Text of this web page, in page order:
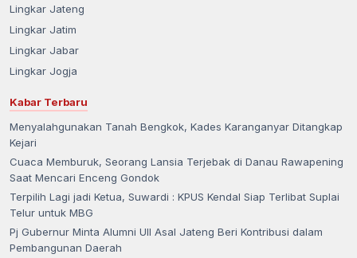
Lingkar Jateng
Lingkar Jatim
Lingkar Jabar
Lingkar Jogja
Kabar Terbaru
Menyalahgunakan Tanah Bengkok, Kades Karanganyar Ditangkap
Kejari
Cuaca Memburuk, Seorang Lansia Terjebak di Danau Rawapening
Saat Mencari Enceng Gondok
Terpilih Lagi jadi Ketua, Suwardi : KPUS Kendal Siap Terlibat Suplai
Telur untuk MBG
Pj Gubernur Minta Alumni UII Asal Jateng Beri Kontribusi dalam
Pembangunan Daerah